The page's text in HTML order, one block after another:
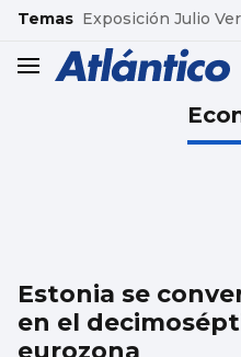
common.go-to-content
Temas Exposición Julio
header.menu.open
Estonia se
en el
eurozona